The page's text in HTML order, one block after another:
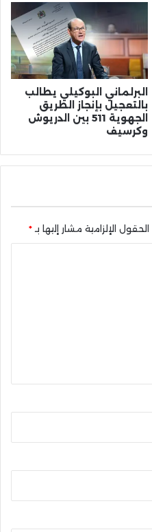
البرلماني البوكيلي يطالب
بالتعجيل بإنجاز الطريق
الجهوية 511 بين الدريوش
وكرسيف
الحقول الإلزامية مشار إليها بـ*